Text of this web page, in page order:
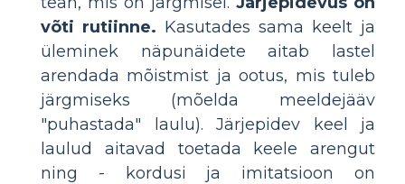
võti rutiinne. Kasutades sama keelt ja
üleminek näpunäidete aitab lastel
arendada mõistmist ja ootus, mis tuleb
järgmiseks (mõelda meeldejääv
"puhastada" laulu). Järjepidev keel ja
laulud aitavad toetada keele arengut
ning - kordusi ja imitatsioon on